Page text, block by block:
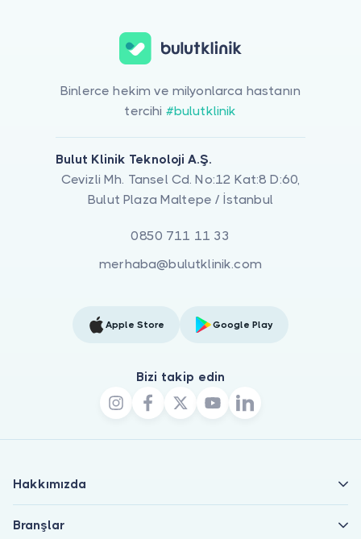
Binlerce hekim ve milyonlarca hastanın
tercihi #bulutklinik
Bulut Klinik Teknoloji A.Ş.
Cevizli Mh. Tansel Cd. No:12 Kat:8 D:60,
Bulut Plaza Maltepe / İstanbul
0850 711 11 33
merhaba@bulutklinik.com
Apple Store Google Play
Bizi takip edin
Hakkımızda
Branşlar